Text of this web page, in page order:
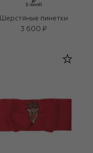
Шерстяные пинетки
3 600 ₽